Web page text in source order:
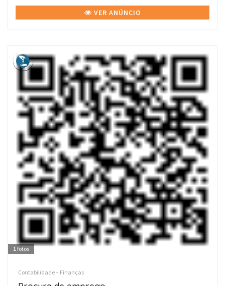
VER ANÚNCIO
1 fotos
Contabilidade – Finanças